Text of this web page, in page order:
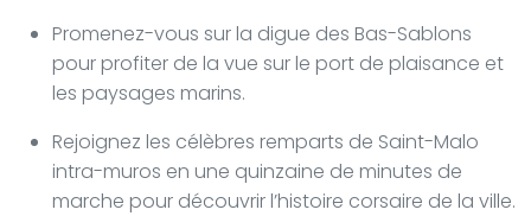
Promenez-vous sur la digue des Bas-Sablons
pour profiter de la vue sur le port de plaisance et
les paysages marins.
Rejoignez les célèbres remparts de Saint-Malo
intra-muros en une quinzaine de minutes de
marche pour découvrir l’histoire corsaire de la ville.